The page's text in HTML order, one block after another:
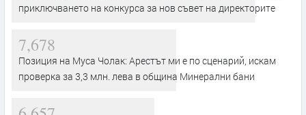
приключването на конкурса за нов съвет на директорите
7,678
Позиция на Муса Чолак: Арестът ми е по сценарий, искам
проверка за 3,3 млн. лева в община Минерални бани